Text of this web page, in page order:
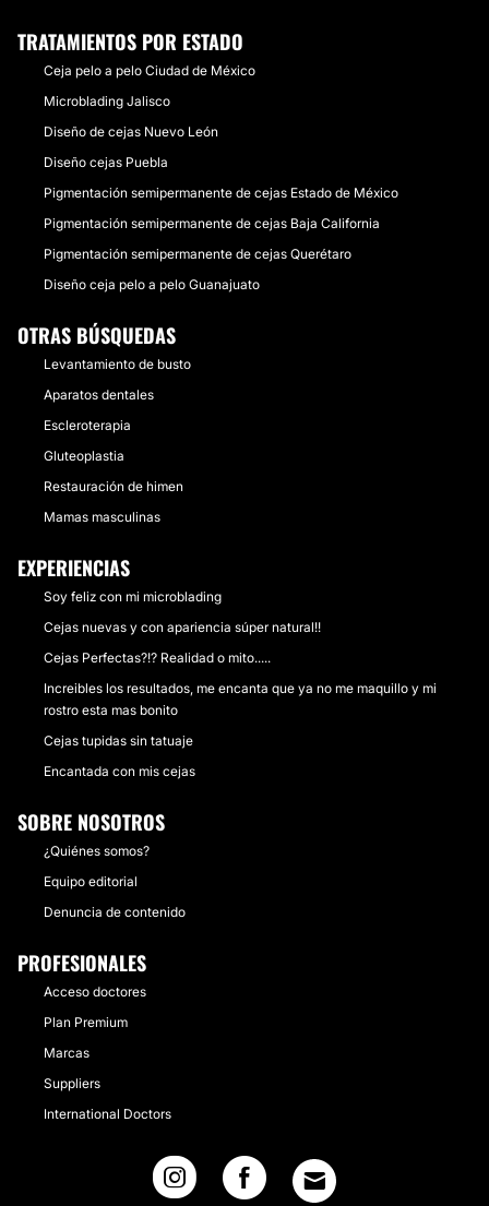
TRATAMIENTOS POR ESTADO
Ceja pelo a pelo Ciudad de México
Microblading Jalisco
Diseño de cejas Nuevo León
Diseño cejas Puebla
Pigmentación semipermanente de cejas Estado de México
Pigmentación semipermanente de cejas Baja California
Pigmentación semipermanente de cejas Querétaro
Diseño ceja pelo a pelo Guanajuato
OTRAS BÚSQUEDAS
Levantamiento de busto
Aparatos dentales
Escleroterapia
Gluteoplastia
Restauración de himen
Mamas masculinas
EXPERIENCIAS
Soy feliz con mi microblading
Cejas nuevas y con apariencia súper natural!!
Cejas Perfectas?!? Realidad o mito.....
Increibles los resultados, me encanta que ya no me maquillo y mi
rostro esta mas bonito
Cejas tupidas sin tatuaje
Encantada con mis cejas
SOBRE NOSOTROS
¿Quiénes somos?
Equipo editorial
Denuncia de contenido
PROFESIONALES
Acceso doctores
Plan Premium
Marcas
Suppliers
International Doctors